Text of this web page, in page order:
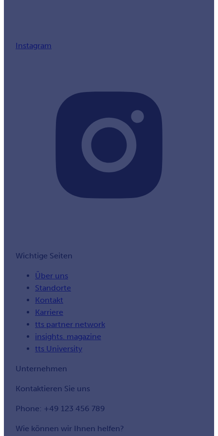
Instagram
Wichtige Seiten
Über uns
Standorte
Kontakt
Karriere
tts partner network
insights. magazine
tts University
Unternehmen
Kontaktieren Sie uns
Phone: +49 123 456 789
Wie können wir Ihnen helfen?